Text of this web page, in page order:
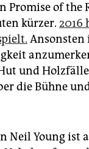
Promise of the
kürzer. 2016
Ansonsten
und
die Bühne
Neil Young ist